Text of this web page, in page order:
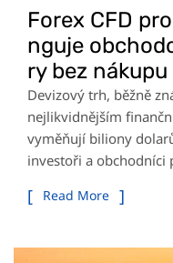
Forex CFD
nguje
ry bez
Devizový trh, běžně
nejlikvidnějším
vyměňují biliony
investoři a obchodníci
Read More